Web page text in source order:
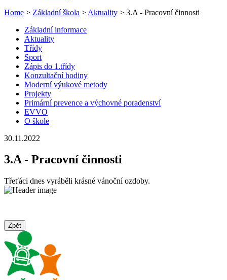
Home > Základní škola > Aktuality > 3.A - Pracovní činnosti
Základní informace
Aktuality
Třídy
Sport
Zápis do 1.třídy
Konzultační hodiny
Moderní výukové metody
Projekty
Primární prevence a výchovné poradenství
EVVO
O škole
30.11.2022
3.A - Pracovní činnosti
Třeťáci dnes vyráběli krásné vánoční ozdoby.
Zpět